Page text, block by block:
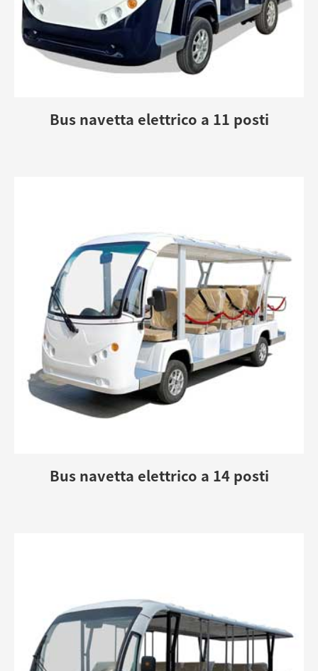
Bus navetta elettrico a 11 posti
Bus navetta elettrico a 14 posti